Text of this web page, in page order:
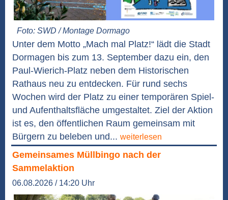
Foto: SWD / Montage Dormago
Unter dem Motto „Mach mal Platz!“ lädt die Stadt
Dormagen bis zum 13. September dazu ein, den
Paul-Wierich-Platz neben dem Historischen
Rathaus neu zu entdecken. Für rund sechs
Wochen wird der Platz zu einer temporären Spiel-
und Aufenthaltsfläche umgestaltet. Ziel der Aktion
ist es, den öffentlichen Raum gemeinsam mit
Bürgern zu beleben und... weiterlesen
Gemeinsames Müllbingo nach der
Sammelaktion
06.08.2026 / 14:20 Uhr